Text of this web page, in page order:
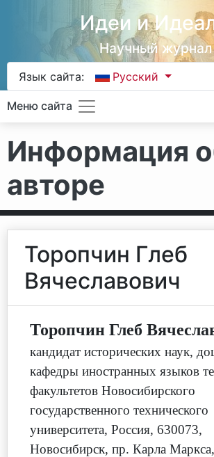
Идеи и
Научный журнал
Язык сайта: Русский
Меню сайта
Информация
авторе
Торопчин Глеб
Вячеславович
Торопчин Глеб
кандидат исторических наук,
кафедры иностранных языков
факультетов Новосибирского
государственного технического
университета, Россия, 630073,
Новосибирск, пр. Карла